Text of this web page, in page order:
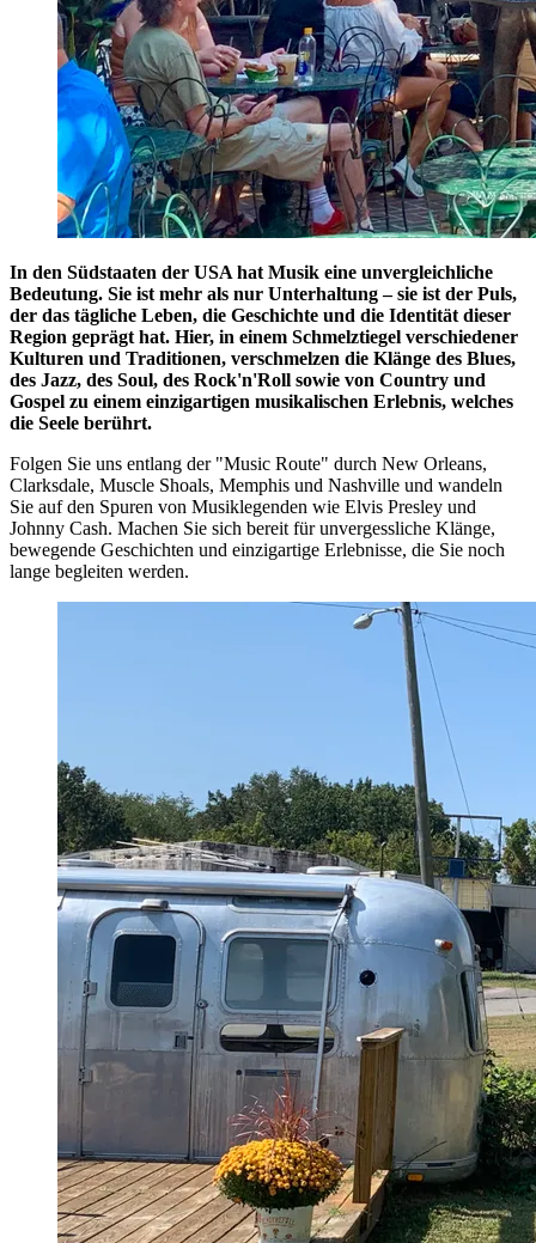
In den Südstaaten der USA hat Musik eine unvergleichliche
Bedeutung. Sie ist mehr als nur Unterhaltung – sie ist der Puls,
der das tägliche Leben, die Geschichte und die Identität dieser
Region geprägt hat. Hier, in einem Schmelztiegel verschiedener
Kulturen und Traditionen, verschmelzen die Klänge des Blues,
des Jazz, des Soul, des Rock'n'Roll sowie von Country und
Gospel zu einem einzigartigen musikalischen Erlebnis, welches
die Seele berührt.
Folgen Sie uns entlang der "Music Route" durch New Orleans,
Clarksdale, Muscle Shoals, Memphis und Nashville und wandeln
Sie auf den Spuren von Musiklegenden wie Elvis Presley und
Johnny Cash. Machen Sie sich bereit für unvergessliche Klänge,
bewegende Geschichten und einzigartige Erlebnisse, die Sie noch
lange begleiten werden.